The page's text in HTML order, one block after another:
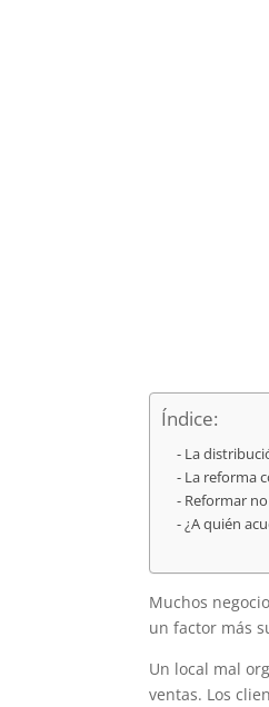
Índice:
La
La reforma
Reformar
¿A quién
Muchos
un factor más
Un local mal
ventas. Los